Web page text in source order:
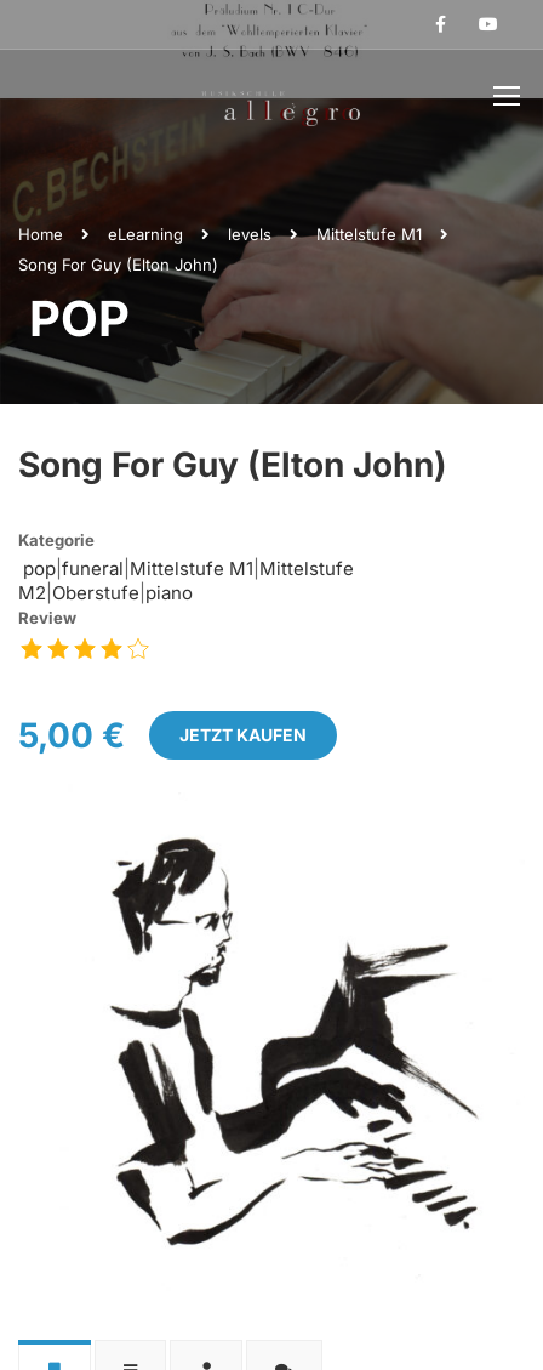
Home eLearning levels
Mittelstufe M1
Song For Guy (Elton John)
POP
Song For Guy (Elton John)
Kategorie
pop funeral Mittelstufe M1 Mittelstufe
M2 Oberstufe piano
Review
5,00 € JETZT KAUFEN